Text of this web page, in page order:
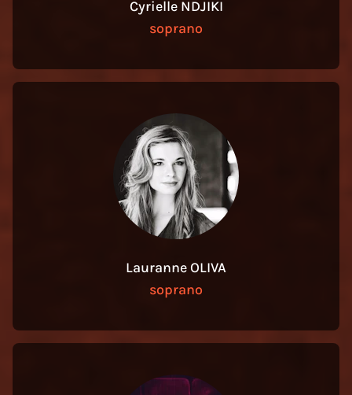
Cyrielle NDJIKI
soprano
Lauranne OLIVA
soprano